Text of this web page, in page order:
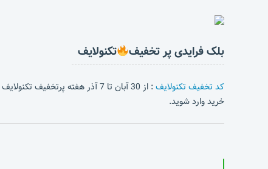
بلک فرایدی پر تخفیف تکنولایف
کد تخفیف تکنولایف: از 30 آبان تا 7 آذر هفته پرتخفیف تکنولایف را از دست نده!
خرید وارد شوید.